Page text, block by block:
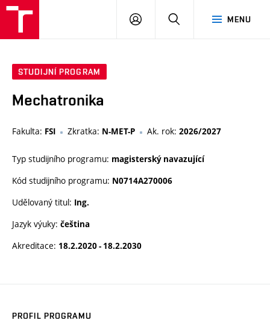
MENU
PŘIHLÁSIT
STUDIJNÍ PROGRAM
Mechatronika
Fakulta: FSI Zkratka: N-MET-P Ak. rok: 2026/2027
Typ studijního programu: magisterský navazující
Kód studijního programu: N0714A270006
Udělovaný titul: Ing.
Jazyk výuky: čeština
Akreditace: 18.2.2020 - 18.2.2030
PROFIL PROGRAMU